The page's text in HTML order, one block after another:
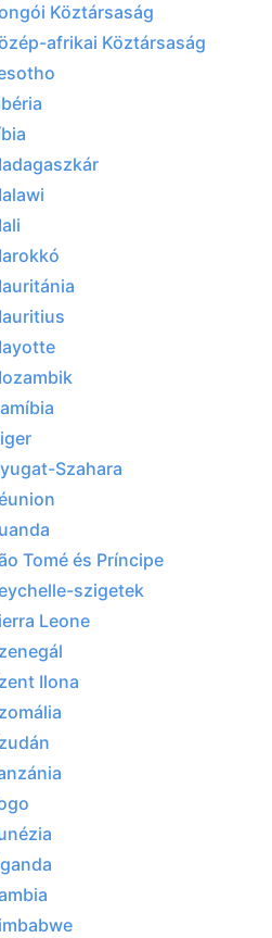
14
Köztársaság
afrikai Köztársaság
Szahara
Tomé és Príncipe
szigetek
Leone
Ilona